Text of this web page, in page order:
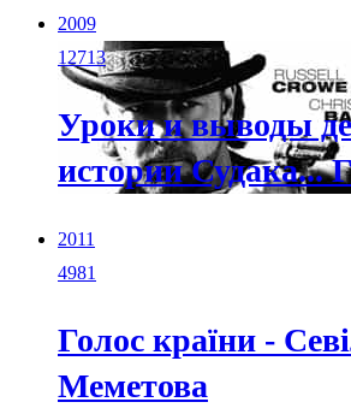
2009
12713
Уроки и выводы
истории Судака...
2011
4981
Голос країни -
Меметова